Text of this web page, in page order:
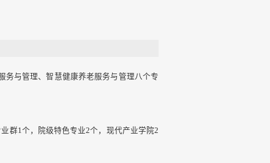
务与管理、智慧健康养老服务与管理八个专
群1个，院级特色专业2个，现代产业学院2